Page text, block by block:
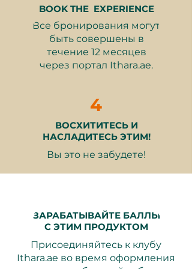
времяпрепровождения.
Что включено:
ужин-буфету в Gastronomy
вода, подаваемая на
протяжении всего Вашего
обеда
Бесплатная парковка с
Продолжительность ужина до
2 часов
проходят бесплатно. Дети от 4
до 11 лет, взрослые от 12 лет.
Большой багаж не допускается
внутри ресторана, и его нельзя
хранить на месте.
BOOK THE EXPERIENCE
Все бронирования могут
быть совершены в
течение 12 месяцев
через портал Ithara.ae.
4
ВОСХИТИТЕСЬ И
НАСЛАДИТЕСЬ ЭТИМ!
Вы это не забудете!
ЗАРАБАТЫВАЙТЕ БАЛЛЫ
С ЭТИМ ПРОДУКТОМ
Присоединяйтесь к клубу
Ithara.ae во время оформления